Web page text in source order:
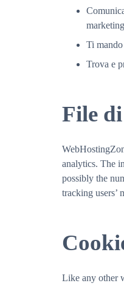
Ti
Trova e
File
analytics. The
possibly the
tracking users’
Like any other